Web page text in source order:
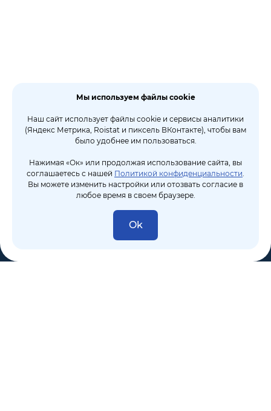
Мы используем файлы cookie
Наш сайт использует файлы cookie и сервисы аналитики
(Яндекс Метрика, Roistat и пиксель ВКонтакте), чтобы вам
было удобнее им пользоваться.
Нажимая «Ок» или продолжая использование сайта, вы
соглашаетесь с нашей Политикой конфиденциальности.
Вы можете изменить настройки или отозвать согласие в
любое время в своем браузере.
Ok